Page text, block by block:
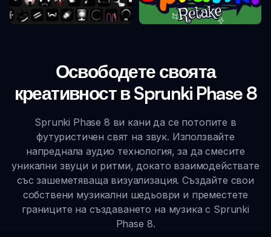
Sprunki Phase 10 Sprunki Retake
Освободете своята
креативност в Sprunki Phase 8
Sprunki Phase 8 ви кани да се потопите в
футуристичен свят на звук. Използвайте
напреднала аудио технология, за да смесите
уникални звуци и ритми, докато взаимодействате
със зашеметяваща визуализация. Създайте свои
собствени музикални шедьоври и преместете
границите на създаването на музика с Sprunki
Phase 8.